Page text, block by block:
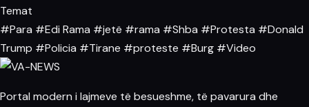
Temat
#Para #Edi Rama #jetë #rama #Shba #Protesta #Donald
Trump #Policia #Tirane #proteste #Burg #Video
Portal modern i lajmeve të besueshme, të pavarura dhe